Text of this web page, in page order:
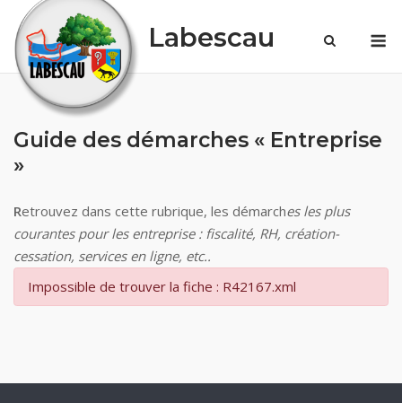
content
Labescau
Guide des démarches « Entreprise
»
Retrouvez dans cette rubrique, les démarches les plus
courantes pour les entreprise : fiscalité, RH, création-
cessation, services en ligne, etc..
Impossible de trouver la fiche : R42167.xml